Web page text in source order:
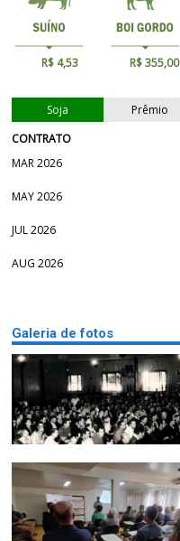
R$ 4,53 R$ 355,00
Soja Prêmio
CONTRATO
MAR 2026
MAY 2026
JUL 2026
AUG 2026
Galeria de fotos